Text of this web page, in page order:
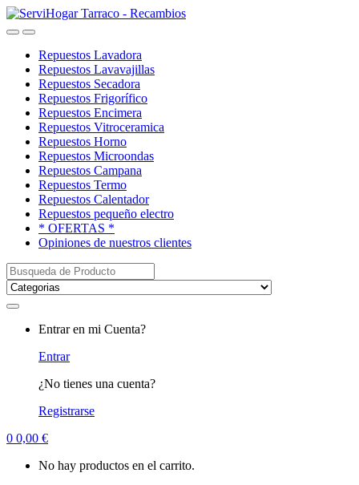
Saltar
a
saltar
al
OpenClose
Repuestos Lavadora
Repuestos Lavavajillas
Repuestos Secadora
Repuestos Frigorífico
Repuestos Encimera
Repuestos Vitroceramica
Repuestos Horno
Repuestos Microondas
Repuestos Campana
Repuestos Termo
Repuestos Calentador
Repuestos pequeño electro
* OFERTAS *
Opiniones de nuestros clientes
Buscar:
Entrar en mi Cuenta?
Entrar
¿No tienes una cuenta?
Registrarse
0 0,00 €
No hay productos en el carrito.